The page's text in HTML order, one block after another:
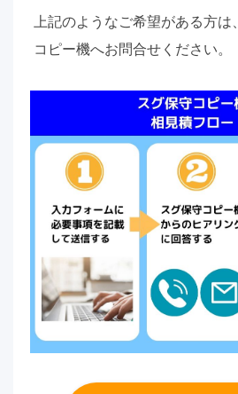
上記のようなご希望がある方
コピー機へお問合せください。